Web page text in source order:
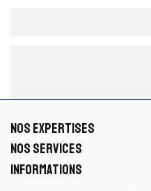
NOS EXPERTISES
NOS SERVICES
INFORMATIONS